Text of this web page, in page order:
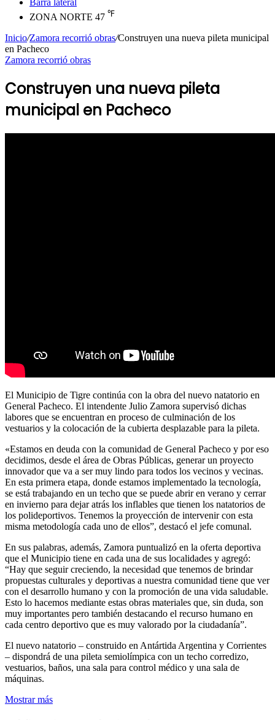
Barra lateral
ZONA NORTE 47 ℉
Inicio/Zamora recorrió obras/Construyen una nueva pileta municipal
en Pacheco
Zamora recorrió obras
Construyen una nueva pileta
municipal en Pacheco
El Municipio de Tigre continúa con la obra del nuevo natatorio en
General Pacheco. El intendente Julio Zamora supervisó dichas
labores que se encuentran en proceso de culminación de los
vestuarios y la colocación de la cubierta desplazable para la pileta.
«Estamos en deuda con la comunidad de General Pacheco y por eso
decidimos, desde el área de Obras Públicas, generar un proyecto
innovador que va a ser muy lindo para todos los vecinos y vecinas.
En esta primera etapa, donde estamos implementado la tecnología,
se está trabajando en un techo que se puede abrir en verano y cerrar
en invierno para dejar atrás los inflables que tienen los natatorios de
los polideportivos. Tenemos la proyección de intervenir con esta
misma metodología cada uno de ellos”, destacó el jefe comunal.
En sus palabras, además, Zamora puntualizó en la oferta deportiva
que el Municipio tiene en cada una de sus localidades y agregó:
“Hay que seguir creciendo, la necesidad que tenemos de brindar
propuestas culturales y deportivas a nuestra comunidad tiene que ver
con el desarrollo humano y con la promoción de una vida saludable.
Esto lo hacemos mediante estas obras materiales que, sin duda, son
muy importantes pero también destacando el recurso humano en
cada centro deportivo que es muy valorado por la ciudadanía”.
El nuevo natatorio – construido en Antártida Argentina y Corrientes
– dispondrá de una pileta semiolímpica con un techo corredizo,
vestuarios, baños, una sala para control médico y una sala de
máquinas.
Mostrar más